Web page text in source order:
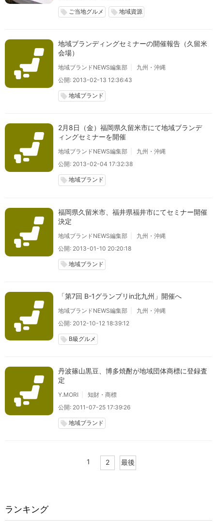
local_offer ご当地グルメ local_offer 地域資源
地域ブランディングセミナーの開催報告（久留米
会場）
地域ブランドNEWS編集部
九州・沖縄
公開: 2013-02-13 12:36:43
local_offer 地域ブランド
2月8日（金）福岡県久留米市にて地域ブランデ
ィングセミナーを開催
地域ブランドNEWS編集部
九州・沖縄
公開: 2013-02-04 17:32:38
local_offer 地域ブランド
福岡県久留米市、福井県福井市にてセミナー開催
決定
地域ブランドNEWS編集部
九州・沖縄
公開: 2013-01-10 20:20:18
local_offer 地域ブランド
「第7回 B-1グランプリin北九州」開催へ
地域ブランドNEWS編集部
九州・沖縄
公開: 2012-10-12 18:39:12
local_offer B級グルメ
丹波篠山黒豆、博多焼酎が地域団体商標に登録査
定
Y.MORI
知財・商標
公開: 2011-07-25 17:39:26
local_offer 地域ブランド
1 2 最後
ランキング